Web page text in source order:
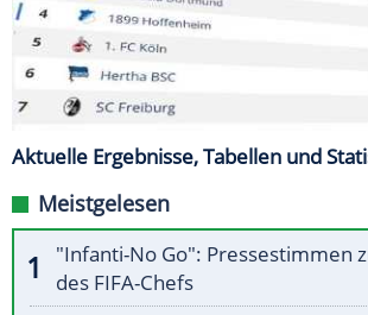
Aktuelle Ergebnisse, Tabellen und
Meistgelesen
"Infanti-No Go": Pressestimmen
des FIFA-Chefs